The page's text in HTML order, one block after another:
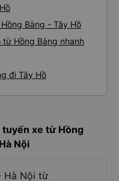
Bàng - Tây Hồ
Hồng Bàng nhanh
đi Tây Hồ
xe từ Hồng
Nội
Hà Nội từ